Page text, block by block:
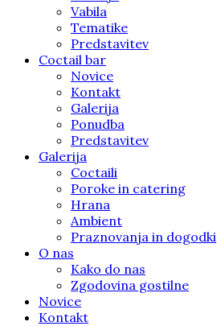
Vabila
Tematike
Predstavitev
Coctail bar
Novice
Kontakt
Galerija
Ponudba
Predstavitev
Galerija
Coctaili
Poroke in catering
Hrana
Ambient
Praznovanja in dogodki
O nas
Kako do nas
Zgodovina gostilne
Novice
Kontakt